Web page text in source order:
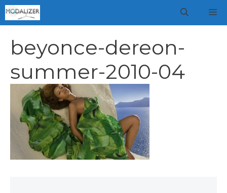
Vai
al
beyonce-dereon-
summer-2010-04